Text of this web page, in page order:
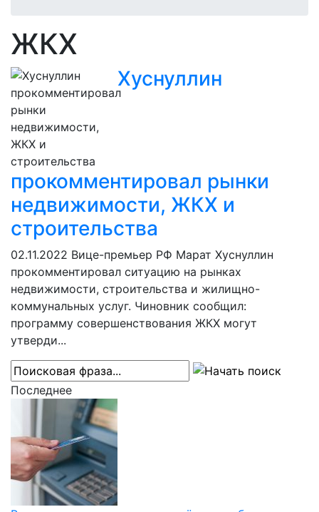
ЖКХ
Хуснуллин
прокомментировал рынки
недвижимости, ЖКХ и
строительства
02.11.2022 Вице-премьер РФ Марат Хуснуллин
прокомментировал ситуацию на рынках
недвижимости, строительства и жилищно-
коммунальных услуг. Чиновник сообщил:
программу совершенствования ЖКХ могут
утверди...
Последнее